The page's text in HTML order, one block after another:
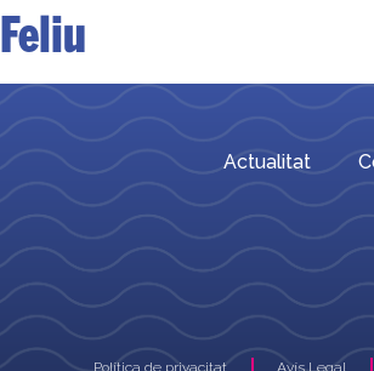
Actualitat
Política de privacitat Avís Legal